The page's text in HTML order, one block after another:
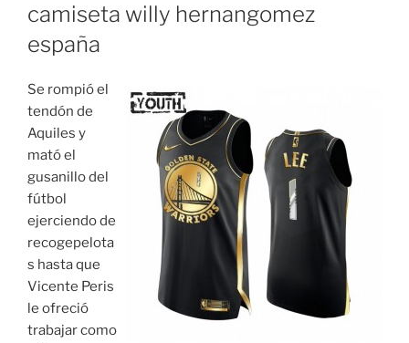
camiseta willy hernangomez
españa
Se rompió el
tendón de
Aquiles y
mató el
gusanillo del
fútbol
ejerciendo de
recogepelota
s hasta que
Vicente Peris
le ofreció
trabajar como